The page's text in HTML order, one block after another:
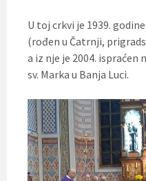
U toj crkvi je 1939.
(rođen u Čatrnji,
a iz nje je 2004. ispraćen
sv. Marka u Banja Luci.